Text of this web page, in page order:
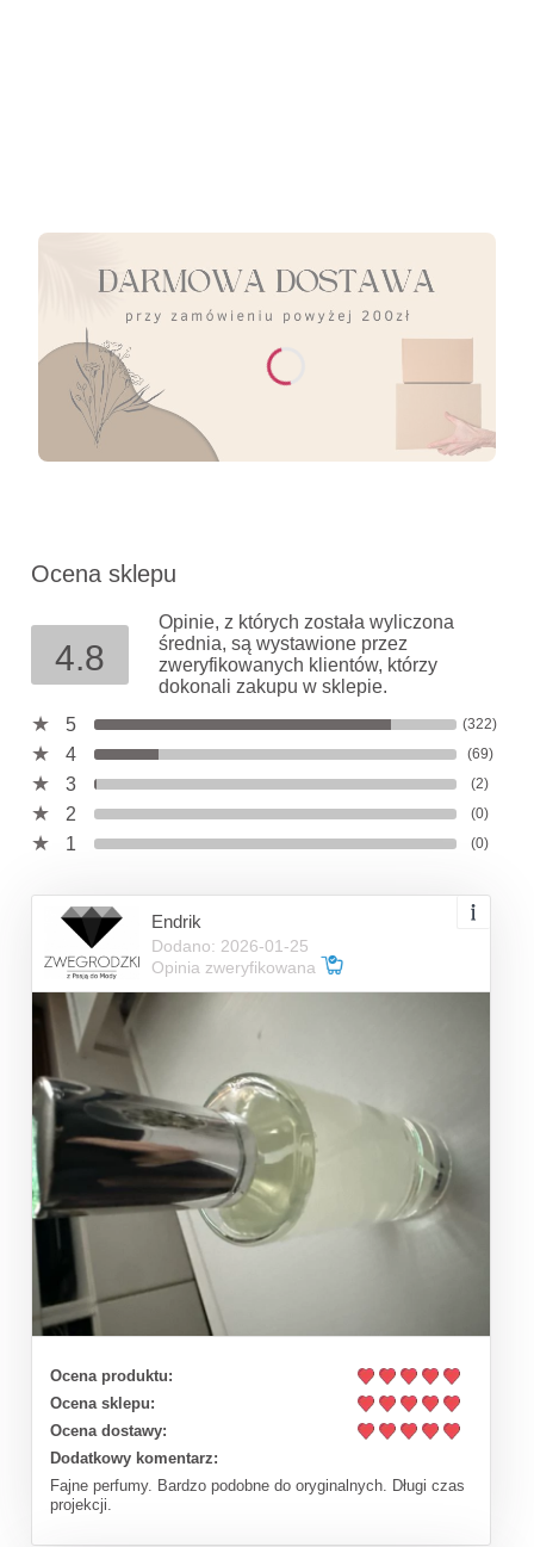
Ocena sklepu
4.8
Opinie, z których została wyliczona
średnia, są wystawione przez
zweryfikowanych klientów, którzy
dokonali zakupu w sklepie.
5
(322)
4 (69)
3 (2)
2 (0)
1 (0)
Endrik
Dodano: 2026-01-25
Opinia zweryfikowana
Ocena produktu:
Ocena sklepu:
Ocena dostawy:
Dodatkowy komentarz:
Fajne perfumy. Bardzo podobne do oryginalnych. Długi czas
projekcji.